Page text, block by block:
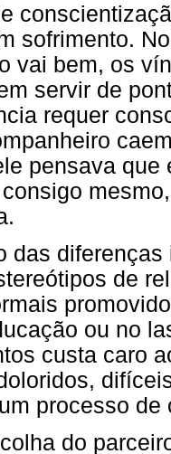
sofrimento.
vai bem, os
servir de
requer
pensava
das
de
ou no
custa caro
processo
do